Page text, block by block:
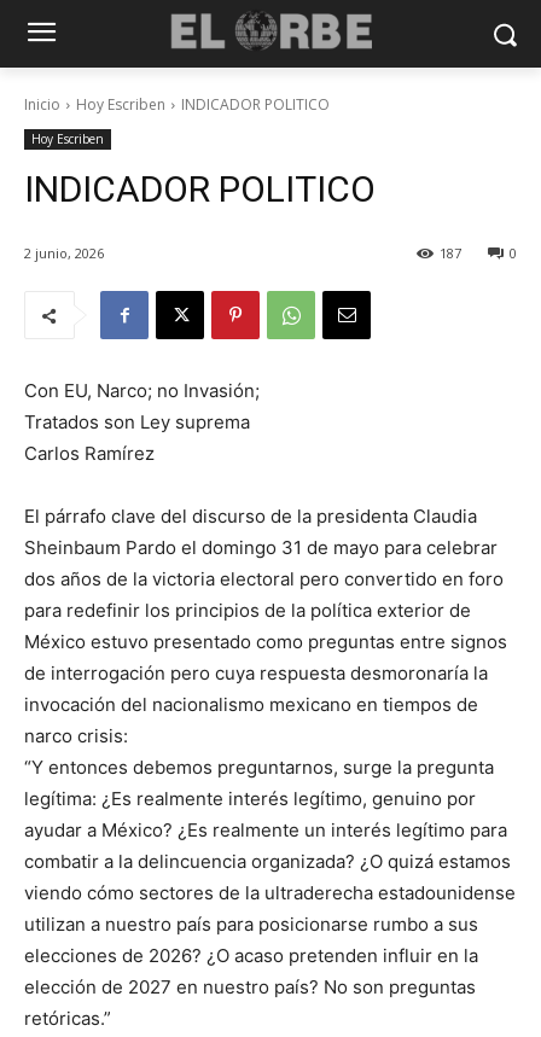
Inicio Hoy Escriben INDICADOR POLITICO
Hoy Escriben
INDICADOR POLITICO
2 junio, 2026 0
187
Con EU, Narco; no Invasión;
Tratados son Ley suprema
Carlos Ramírez
El párrafo clave del discurso de la presidenta Claudia
Sheinbaum Pardo el domingo 31 de mayo para celebrar
dos años de la victoria electoral pero convertido en foro
para redefinir los principios de la política exterior de
México estuvo presentado como preguntas entre signos
de interrogación pero cuya respuesta desmoronaría la
invocación del nacionalismo mexicano en tiempos de
narco crisis:
“Y entonces debemos preguntarnos, surge la pregunta
legítima: ¿Es realmente interés legítimo, genuino por
ayudar a México? ¿Es realmente un interés legítimo para
combatir a la delincuencia organizada? ¿O quizá estamos
viendo cómo sectores de la ultraderecha estadounidense
utilizan a nuestro país para posicionarse rumbo a sus
elecciones de 2026? ¿O acaso pretenden influir en la
elección de 2027 en nuestro país? No son preguntas
retóricas.”